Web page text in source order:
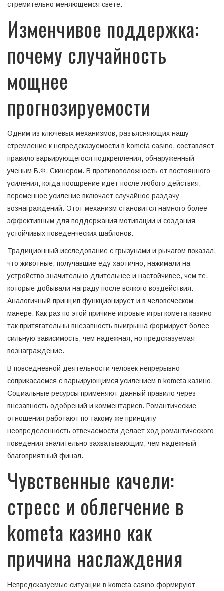
стремительно меняющемся свете.
Изменчивое поддержка:
почему случайность
мощнее
прогнозируемости
Одним из ключевых механизмов, разъясняющих нашу
стремление к непредсказуемости в kometa casino, составляет
правило варьирующегося подкрепления, обнаруженный
ученым Б.Ф. Скинером. В противоположность от постоянного
усиления, когда поощрение идет после любого действия,
переменное усиление включает случайное раздачу
вознаграждений. Этот механизм становится намного более
эффективным для поддержания мотивации и создания
устойчивых поведенческих шаблонов.
Традиционный исследование с грызунами и рычагом показал,
что животные, получавшие еду хаотично, нажимали на
устройство значительно длительнее и настойчивее, чем те,
которые добывали награду после всякого воздействия.
Аналогичный принцип функционирует и в человеческом
манере. Как раз по этой причине игровые игры комета казино
так притягательны внезапность выигрыша формирует более
сильную зависимость, чем надежная, но предсказуемая
вознаграждение.
В повседневной деятельности человек непрерывно
соприкасаемся с варьирующимся усилением в kometa казино.
Социальные ресурсы применяют данный правило через
внезапность одобрений и комментариев. Романтические
отношения работают по такому же принципу
неопределенность отвечаемости делает ход романтического
поведения значительно захватывающим, чем надежный
благоприятный финал.
Чувственные качели:
стресс и облегчение в
kometa казино как
причина наслаждения
Непредсказуемые ситуации в kometa casino формируют